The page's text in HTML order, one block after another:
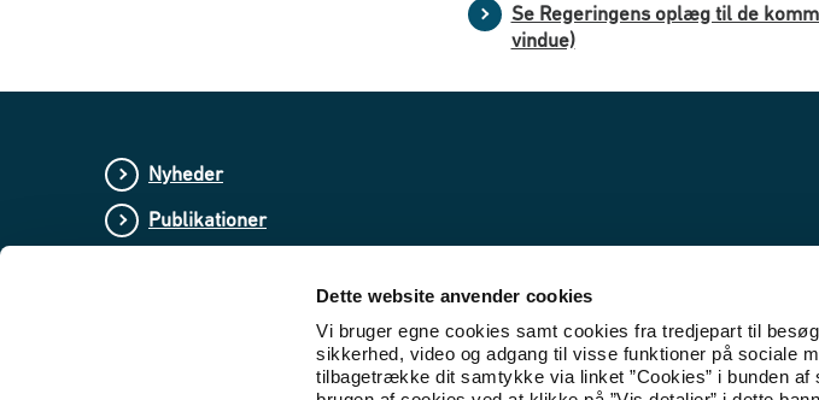
Dette website anvender cookies
Vi bruger egne cookies samt cookies fra tredjepart til
sikkerhed, video og adgang til visse funktioner på sociale
tilbagetrække dit samtykke via linket ”Cookies” i bunden
Se Regeringens oplæg til de
vindue)
Nyheder
Publikationer